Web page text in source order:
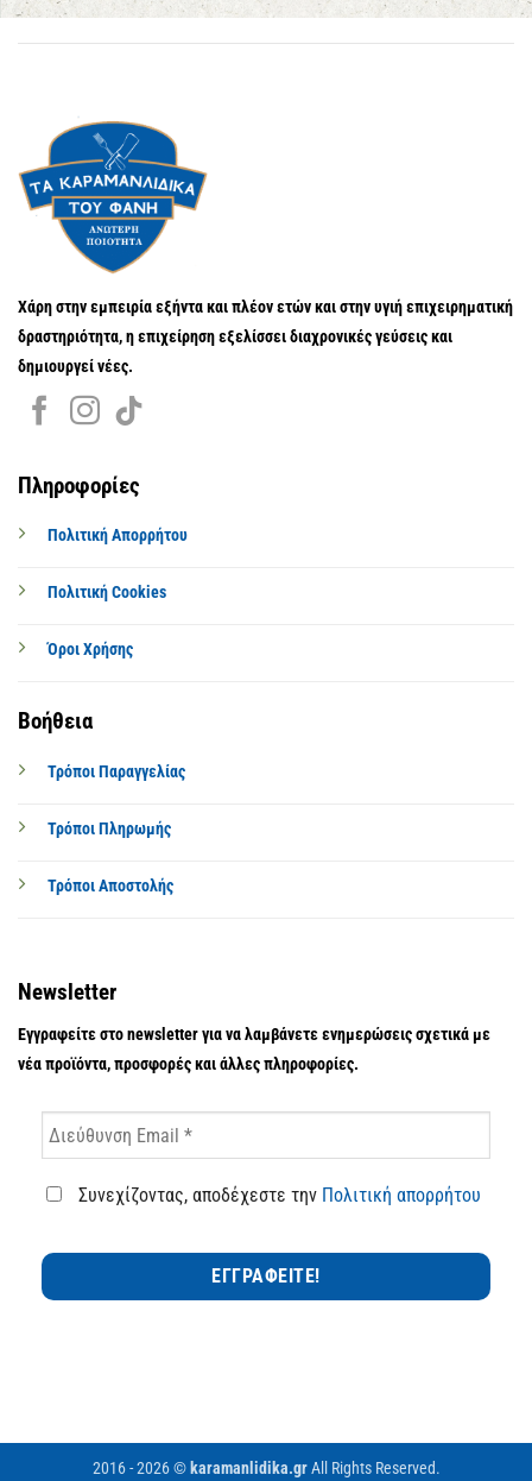
Χάρη στην εμπειρία εξήντα και πλέον ετών και στην υγιή επιχειρηματική
δραστηριότητα, η επιχείρηση εξελίσσει διαχρονικές γεύσεις και
δημιουργεί νέες.
Πληροφορίες
Πολιτική Απορρήτου
Πολιτική Cookies
Όροι Χρήσης
Βοήθεια
Τρόποι Παραγγελίας
Τρόποι Πληρωμής
Τρόποι Αποστολής
Newsletter
Εγγραφείτε στο newsletter για να λαμβάνετε ενημερώσεις σχετικά με
νέα προϊόντα, προσφορές και άλλες πληροφορίες.
Συνεχίζοντας, αποδέχεστε την Πολιτική απορρήτου
2016 - 2026 © karamanlidika.grAll Rights Reserved.